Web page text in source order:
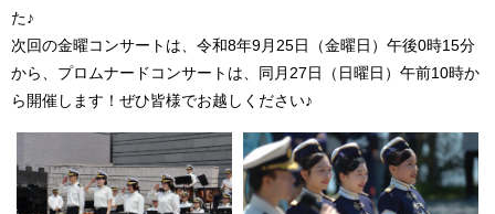
た♪
次回の金曜コンサートは、令和8年9月25日（金曜日）午後0時15分
から、プロムナードコンサートは、同月27日（日曜日）午前10時か
ら開催します！ぜひ皆様でお越しください♪